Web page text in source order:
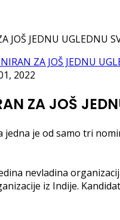
JEDNU UGLEDNU
2022
ZA JOŠ
jedna je od samo tri
nevladina
iz Indije.